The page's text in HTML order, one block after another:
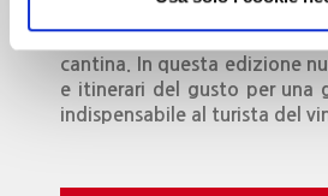
curiosità, eventi da vivere e i
cantina. In questa edizione
e itinerari del gusto per una
indispensabile al turista del